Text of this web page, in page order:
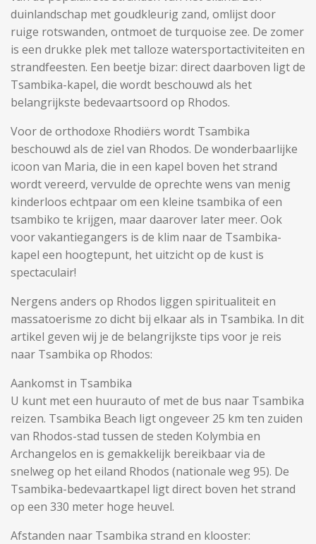
duinlandschap met goudkleurig zand, omlijst door
ruige rotswanden, ontmoet de turquoise zee. De zomer
is een drukke plek met talloze watersportactiviteiten en
strandfeesten. Een beetje bizar: direct daarboven ligt de
Tsambika-kapel, die wordt beschouwd als het
belangrijkste bedevaartsoord op Rhodos.
Voor de orthodoxe Rhodiërs wordt Tsambika
beschouwd als de ziel van Rhodos. De wonderbaarlijke
icoon van Maria, die in een kapel boven het strand
wordt vereerd, vervulde de oprechte wens van menig
kinderloos echtpaar om een ​​kleine tsambika of een
tsambiko te krijgen, maar daarover later meer. Ook
voor vakantiegangers is de klim naar de Tsambika-
kapel een hoogtepunt, het uitzicht op de kust is
spectaculair!
Nergens anders op Rhodos liggen spiritualiteit en
massatoerisme zo dicht bij elkaar als in Tsambika. In dit
artikel geven wij je de belangrijkste tips voor je reis
naar Tsambika op Rhodos:
Aankomst in Tsambika
U kunt met een huurauto of met de bus naar Tsambika
reizen. Tsambika Beach ligt ongeveer 25 km ten zuiden
van Rhodos-stad tussen de steden Kolymbia en
Archangelos en is gemakkelijk bereikbaar via de
snelweg op het eiland Rhodos (nationale weg 95). De
Tsambika-bedevaartkapel ligt direct boven het strand
op een 330 meter hoge heuvel.
Afstanden naar Tsambika strand en klooster: